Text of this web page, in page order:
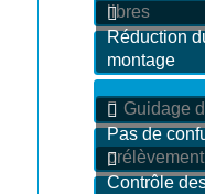
libres
Réduction
montage
Guidage
Pas de
Contrôle